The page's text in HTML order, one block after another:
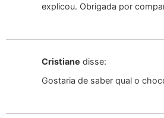
explicou. Obrigada por
Cristiane disse:
Gostaria de saber qual o